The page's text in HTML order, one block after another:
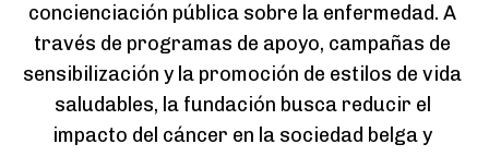
concienciación pública sobre la enfermedad. A
través de programas de apoyo, campañas de
sensibilización y la promoción de estilos de vida
saludables, la fundación busca reducir el
impacto del cáncer en la sociedad belga y